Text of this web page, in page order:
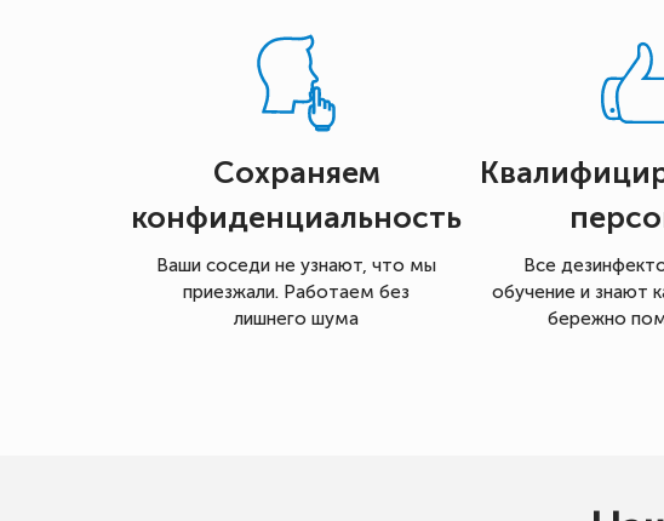
Сохраняем
конфиденциальность
Ваши соседи не узнают, что мы
приезжали. Работаем без
лишнего шума
Все
обучение и знают
бережно